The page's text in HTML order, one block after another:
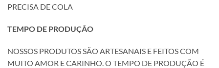
PRECISA DE COLA
TEMPO DE PRODUÇÃO
NOSSOS PRODUTOS SÃO ARTESANAIS E FEITOS COM
MUITO AMOR E CARINHO. O TEMPO DE PRODUÇÃO É